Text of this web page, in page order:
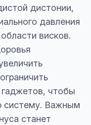
дистонии,
давления
висков.
гаджетов, чтобы
систему. Важным
станет